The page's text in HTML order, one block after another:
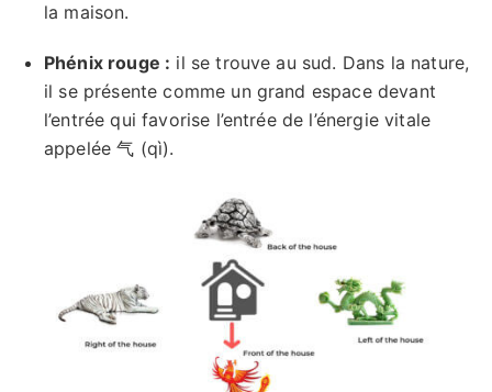
la maison.
Phénix rouge : il se trouve au sud. Dans la nature,
il se présente comme un grand espace devant
l’entrée qui favorise l’entrée de l’énergie vitale
appelée 气 (qì).